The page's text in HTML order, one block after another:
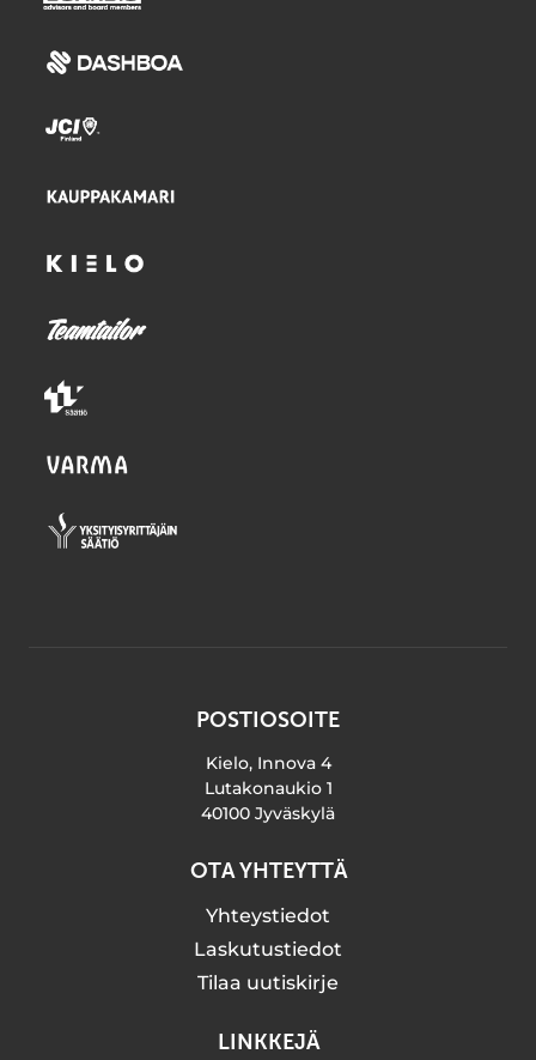
POSTIOSOITE
Kielo, Innova 4
Lutakonaukio 1
40100 Jyväskylä
OTA YHTEYTTÄ
Yhteystiedot
Laskutustiedot
Tilaa uutiskirje
LINKKEJÄ